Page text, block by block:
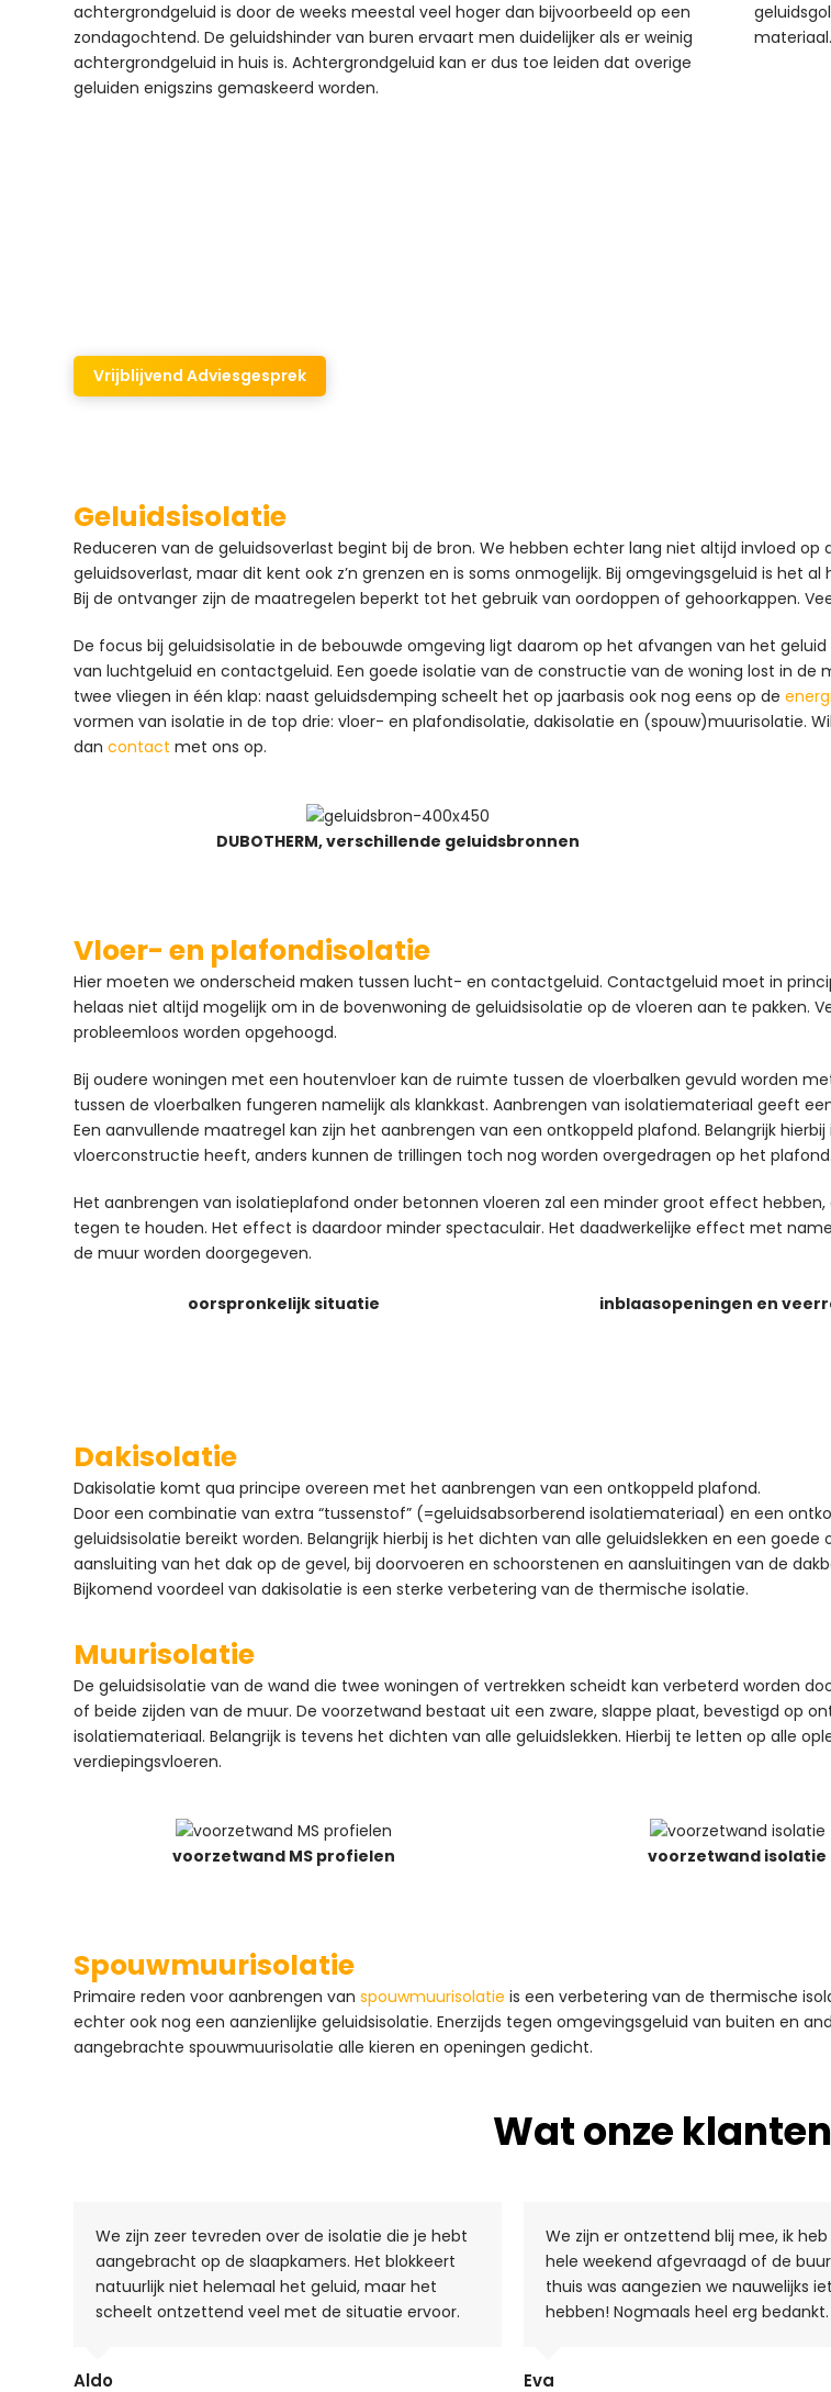
achtergrondgeluid is door de weeks meestal veel hoger dan bijvoorbeeld op een
zondagochtend. De geluidshinder van buren ervaart men duidelijker als er weinig
achtergrondgeluid in huis is. Achtergrondgeluid kan er dus toe leiden dat overige
geluiden enigszins gemaskeerd worden.
materiaal.
Vrijblijvend Adviesgesprek
Geluidsisolatie
Reduceren van de geluidsoverlast begint bij de bron. We hebben echter lang niet altijd invloed
geluidsoverlast, maar dit kent ook z’n grenzen en is soms onmogelijk. Bij omgevingsgeluid is het
Bij de ontvanger zijn de maatregelen beperkt tot het gebruik van oordoppen of gehoorkappen.
De focus bij geluidsisolatie in de bebouwde omgeving ligt daarom op het afvangen van het
van luchtgeluid en contactgeluid. Een goede isolatie van de constructie van de woning lost in
twee vliegen in één klap: naast geluidsdemping scheelt het op jaarbasis ook nog eens op de
vormen van isolatie in de top drie: vloer- en plafondisolatie, dakisolatie en (spouw)muurisolatie.
dancontact met ons op.
DUBOTHERM, verschillende geluidsbronnen
Vloer- en plafondisolatie
Hier moeten we onderscheid maken tussen lucht- en contactgeluid. Contactgeluid moet in
helaas niet altijd mogelijk om in de bovenwoning de geluidsisolatie op de vloeren aan te pakken.
probleemloos worden opgehoogd.
Bij oudere woningen met een houtenvloer kan de ruimte tussen de vloerbalken gevuld worden
tussen de vloerbalken fungeren namelijk als klankkast. Aanbrengen van isolatiemateriaal geeft
Een aanvullende maatregel kan zijn het aanbrengen van een ontkoppeld plafond. Belangrijk
vloerconstructie heeft, anders kunnen de trillingen toch nog worden overgedragen op het plafond.
Het aanbrengen van isolatieplafond onder betonnen vloeren zal een minder groot effect
tegen te houden. Het effect is daardoor minder spectaculair. Het daadwerkelijke effect met
de muur worden doorgegeven.
oorspronkelijk situatie inblaasopeningen en
Dakisolatie
Dakisolatie komt qua principe overeen met het aanbrengen van een ontkoppeld plafond.
Door een combinatie van extra “tussenstof” (=geluidsabsorberend isolatiemateriaal) en een
geluidsisolatie bereikt worden. Belangrijk hierbij is het dichten van alle geluidslekken en een
aansluiting van het dak op de gevel, bij doorvoeren en schoorstenen en aansluitingen van de
Bijkomend voordeel van dakisolatie is een sterke verbetering van de thermische isolatie.
Muurisolatie
De geluidsisolatie van de wand die twee woningen of vertrekken scheidt kan verbeterd worden
of beide zijden van de muur. De voorzetwand bestaat uit een zware, slappe plaat, bevestigd op
isolatiemateriaal. Belangrijk is tevens het dichten van alle geluidslekken. Hierbij te letten op alle
verdiepingsvloeren.
voorzetwand MS profielen voorzetwand isolatie
Spouwmuurisolatie
Primaire reden voor aanbrengen vanspouwmuurisolatie is een verbetering van de thermische
echter ook nog een aanzienlijke geluidsisolatie. Enerzijds tegen omgevingsgeluid van buiten en
aangebrachte spouwmuurisolatie alle kieren en openingen gedicht.
Wat onze
We zijn zeer tevreden over de isolatie die je hebt
aangebracht op de slaapkamers. Het blokkeert
natuurlijk niet helemaal het geluid, maar het
scheelt ontzettend veel met de situatie ervoor.
Aldo
We zijn er ontzettend blij mee, ik
hele weekend afgevraagd of de
thuis was aangezien we nauwelijks
hebben! Nogmaals heel erg bedankt.
Eva